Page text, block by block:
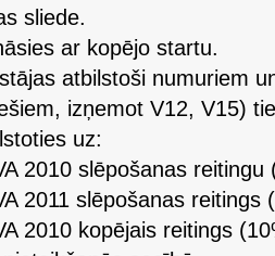
sliede.
ar kopējo startu.
atbilstoši numuriem
izņemot V12, V15)
uz:
2010 slēpošanas
2011 slēpošanas reitings
2010 kopējais reitings